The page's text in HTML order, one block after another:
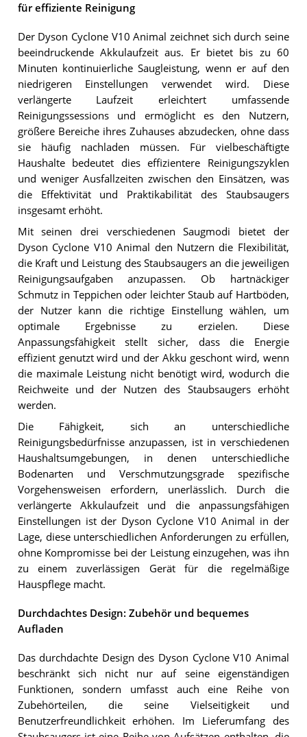
für effiziente Reinigung
Der Dyson Cyclone V10 Animal zeichnet sich durch seine
beeindruckende Akkulaufzeit aus. Er bietet bis zu 60
Minuten kontinuierliche Saugleistung, wenn er auf den
niedrigeren Einstellungen verwendet wird. Diese
verlängerte Laufzeit erleichtert umfassende
Reinigungssessions und ermöglicht es den Nutzern,
größere Bereiche ihres Zuhauses abzudecken, ohne dass
sie häufig nachladen müssen. Für vielbeschäftigte
Haushalte bedeutet dies effizientere Reinigungszyklen
und weniger Ausfallzeiten zwischen den Einsätzen, was
die Effektivität und Praktikabilität des Staubsaugers
insgesamt erhöht.
Mit seinen drei verschiedenen Saugmodi bietet der
Dyson Cyclone V10 Animal den Nutzern die Flexibilität,
die Kraft und Leistung des Staubsaugers an die jeweiligen
Reinigungsaufgaben anzupassen. Ob hartnäckiger
Schmutz in Teppichen oder leichter Staub auf Hartböden,
der Nutzer kann die richtige Einstellung wählen, um
optimale Ergebnisse zu erzielen. Diese
Anpassungsfähigkeit stellt sicher, dass die Energie
effizient genutzt wird und der Akku geschont wird, wenn
die maximale Leistung nicht benötigt wird, wodurch die
Reichweite und der Nutzen des Staubsaugers erhöht
werden.
Die Fähigkeit, sich an unterschiedliche
Reinigungsbedürfnisse anzupassen, ist in verschiedenen
Haushaltsumgebungen, in denen unterschiedliche
Bodenarten und Verschmutzungsgrade spezifische
Vorgehensweisen erfordern, unerlässlich. Durch die
verlängerte Akkulaufzeit und die anpassungsfähigen
Einstellungen ist der Dyson Cyclone V10 Animal in der
Lage, diese unterschiedlichen Anforderungen zu erfüllen,
ohne Kompromisse bei der Leistung einzugehen, was ihn
zu einem zuverlässigen Gerät für die regelmäßige
Hauspflege macht.
Durchdachtes Design: Zubehör und bequemes
Aufladen
Das durchdachte Design des Dyson Cyclone V10 Animal
beschränkt sich nicht nur auf seine eigenständigen
Funktionen, sondern umfasst auch eine Reihe von
Zubehörteilen, die seine Vielseitigkeit und
Benutzerfreundlichkeit erhöhen. Im Lieferumfang des